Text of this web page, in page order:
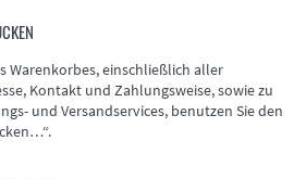
Warenkorbes, einschließlich aller
Kontakt und Zahlungsweise, sowie zu
und Versandservices, benutzen Sie den